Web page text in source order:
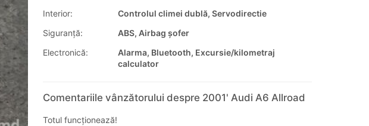
Interior:
Controlul climei dublă, Servodirectie
Siguranţă:
ABS, Airbag șofer
Electronică:
Alarma, Bluetooth, Excursie/kilometraj
calculator
Comentariile vânzătorului despre 2001' Audi A6 Allroad
Totul funcționează!